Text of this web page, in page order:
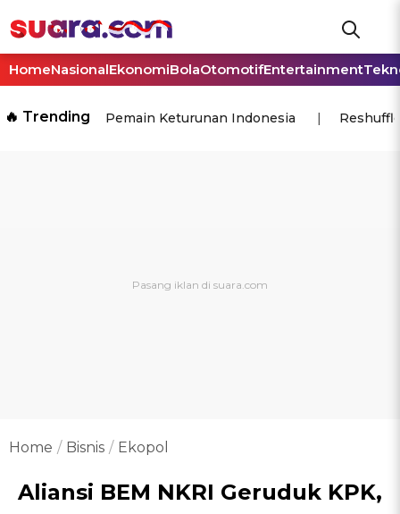
HomeNasionalEkonomiBolaOtomotifEntertainment
🔥 Trending Pemain Keturunan Indonesia
Home Bisnis Ekopol
Aliansi BEM NKRI Geruduk KPK,